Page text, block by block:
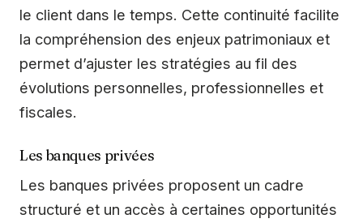
le client dans le temps. Cette continuité facilite
la compréhension des enjeux patrimoniaux et
permet d’ajuster les stratégies au fil des
évolutions personnelles, professionnelles et
fiscales.
Les banques privées
Les banques privées proposent un cadre
structuré et un accès à certaines opportunités